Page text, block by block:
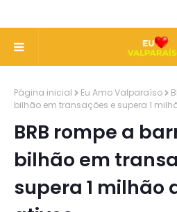
Página inicial Eu Amo Valparaíso
bilhão em transações e supera 1
BRB rompe a
bilhão em
supera 1 milhão